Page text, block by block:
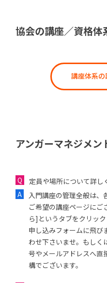
協会の講座／資格体
講座体系の
アンガーマネジメ
定員や場所について詳し
入門講座の管理全般は、
ご希望の講座ページにご
ら]というタブをクリッ
申し込みフォームに飛び
わせ下さいませ。もしく
号やメールアドレスへ直
構でございます。